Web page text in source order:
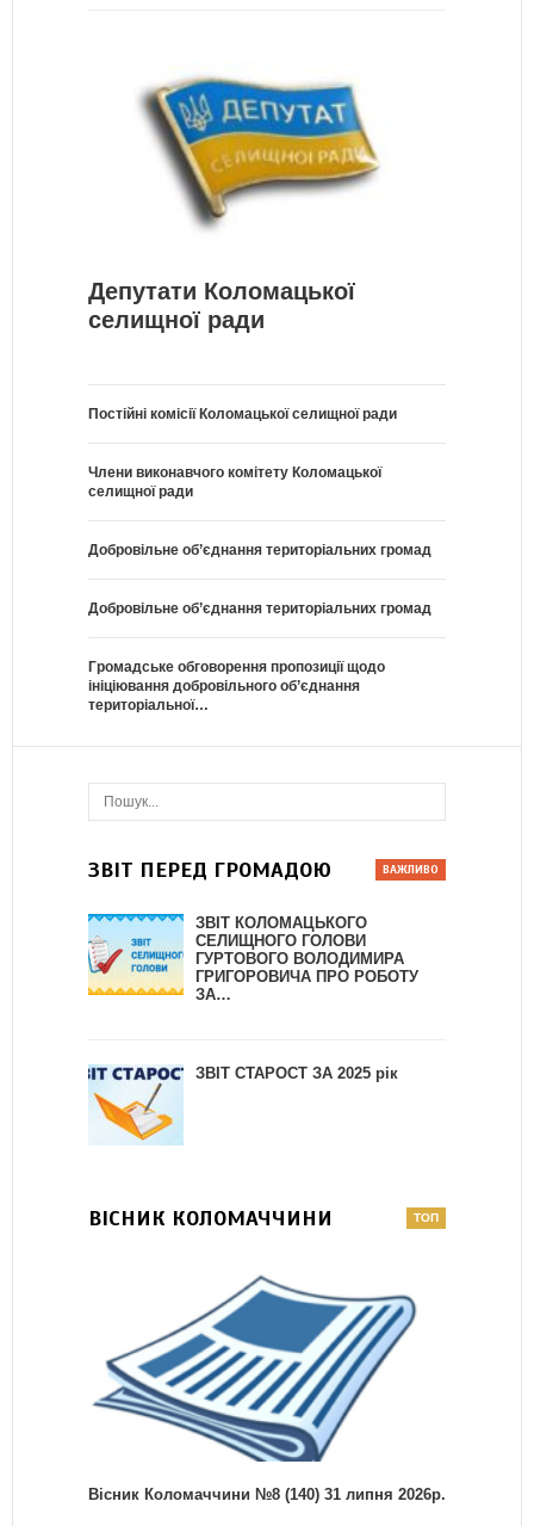
Депутати Коломацької
селищної ради
Постійні комісії Коломацької селищної ради
Члени виконавчого комітету Коломацької
селищної ради
Добровільне об’єднання територіальних громад
Добровільне об’єднання територіальних громад
Громадське обговорення пропозиції щодо
ініціювання добровільного об’єднання
територіальної…
ЗВІТ ПЕРЕД ГРОМАДОЮ
ЗВІТ КОЛОМАЦЬКОГО
СЕЛИЩНОГО ГОЛОВИ
ГУРТОВОГО ВОЛОДИМИРА
ГРИГОРОВИЧА ПРО РОБОТУ
ЗА…
ЗВІТ СТАРОСТ ЗА 2025 рік
ВІСНИК КОЛОМАЧЧИНИ
Вісник Коломаччини №8 (140) 31 липня 2026р.